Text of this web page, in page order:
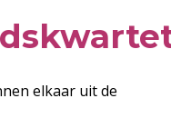
elkaar uit de